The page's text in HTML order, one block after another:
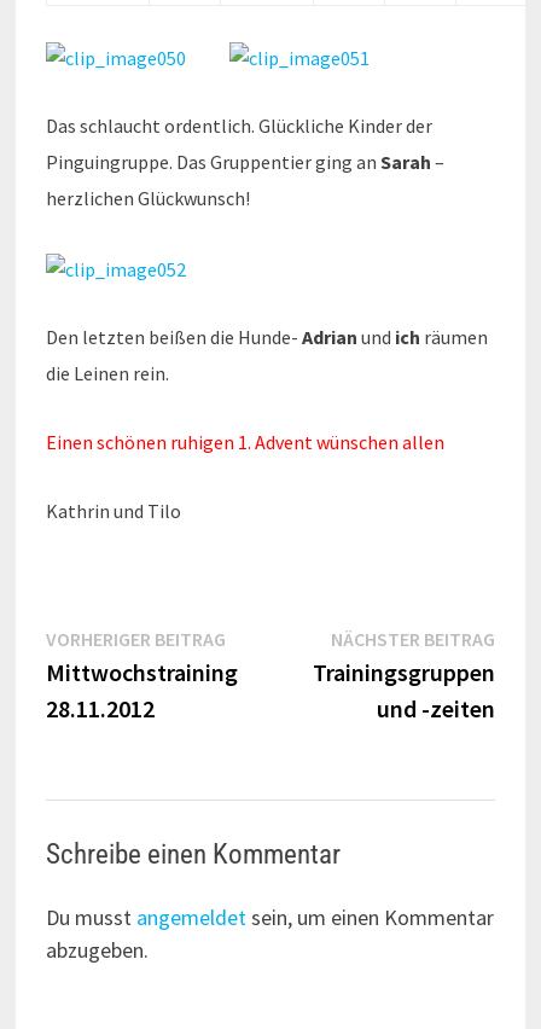
Das schlaucht ordentlich. Glückliche Kinder der
Pinguingruppe. Das Gruppentier ging an Sarah –
herzlichen Glückwunsch!
Den letzten beißen die Hunde- Adrian und ich räumen
die Leinen rein.
Einen schönen ruhigen 1. Advent wünschen allen
Kathrin und Tilo
Beitragsnavigation
VORHERIGER BEITRAGVorheriger
Beitrag:
Mittwochstraining
28.11.2012
NÄCHSTER BEITRAG
Trainingsgruppen
und -zeiten
Schreibe einen Kommentar
Du musst angemeldetsein, um einen Kommentar
abzugeben.